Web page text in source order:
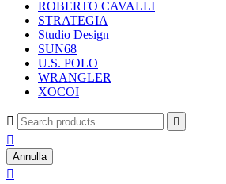
ROBERTO CAVALLI
STRATEGIA
Studio Design
SUN68
U.S. POLO
WRANGLER
XOCOI
 

Annulla
